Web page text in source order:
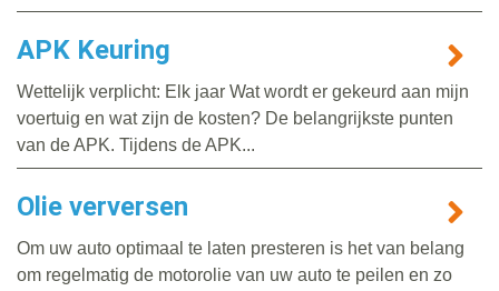
APK Keuring
Wettelijk verplicht: Elk jaar Wat wordt er gekeurd aan mijn
voertuig en wat zijn de kosten? De belangrijkste punten
van de APK. Tijdens de APK...
Olie verversen
Om uw auto optimaal te laten presteren is het van belang
om regelmatig de motorolie van uw auto te peilen en zo